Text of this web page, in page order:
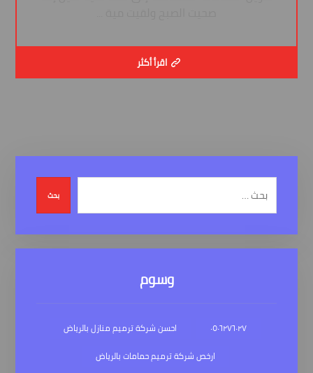
اقرأ أكثر
بحث
وسوم
٠٥٠٦٢٧٦٠٢٧
احسن شركة ترميم منازل بالرياض
ارخص شركة ترميم حمامات بالرياض